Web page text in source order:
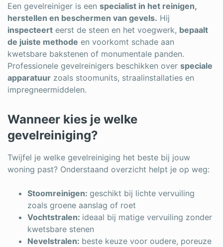
Een gevelreiniger is een specialist in het reinigen,
herstellen en beschermen van gevels. Hij
inspecteert eerst de steen en het voegwerk, bepaalt
de juiste methode en voorkomt schade aan
kwetsbare bakstenen of monumentale panden.
Professionele gevelreinigers beschikken over speciale
apparatuur zoals stoomunits, straalinstallaties en
impregneermiddelen.
Wanneer kies je welke
gevelreiniging?
Twijfel je welke gevelreiniging het beste bij jouw
woning past? Onderstaand overzicht helpt je op weg:
Stoomreinigen: geschikt bij lichte vervuiling
zoals groene aanslag of roet
Vochtstralen: ideaal bij matige vervuiling zonder
kwetsbare stenen
Nevelstralen: beste keuze voor oudere, poreuze